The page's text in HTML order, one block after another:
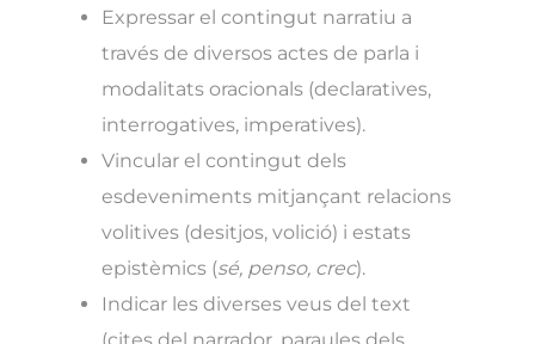
Expressar el contingut narratiu a
través de diversos actes de parla i
modalitats oracionals (declaratives,
interrogatives, imperatives).
Vincular el contingut dels
esdeveniments mitjançant relacions
volitives (desitjos, volició) i estats
epistèmics (sé, penso, crec).
Indicar les diverses veus del text